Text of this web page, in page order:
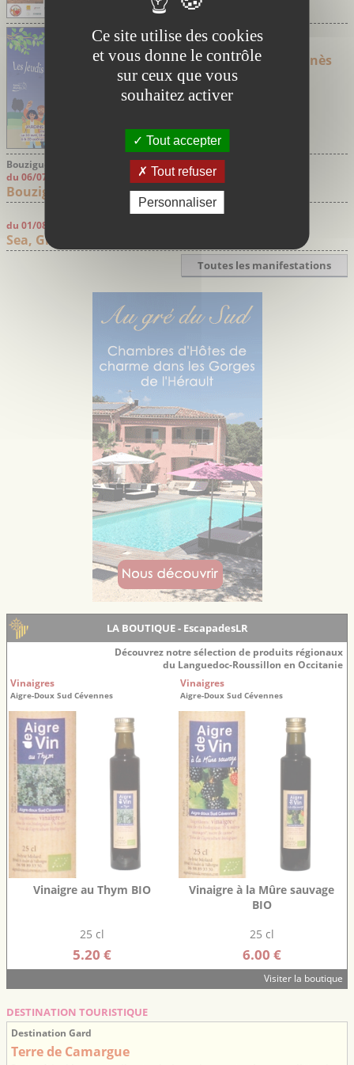
Saint-Aunès Hérault
Les jeudis Guinguette de Saint-Aunès
Bouzigues Hérault
du 06/07/2026 au 10/08/2026
Bouzigues sous la Lune – Marchés Nocturnes
du 01/08/2026 au 10/08/2026
Sea, Grapes & Sun
Toutes les manifestations
LA BOUTIQUE - EscapadesLR
Découvrez notre sélection de produits régionaux
du Languedoc-Roussillon en Occitanie
Vinaigres
Aigre-Doux Sud Cévennes
Vinaigre au Thym BIO
25 cl
5.20 €
Vinaigres
Aigre-Doux Sud Cévennes
Vinaigre à la Mûre sauvage
BIO
25 cl
6.00 €
Visiter la boutique
DESTINATION TOURISTIQUE
Destination Gard
Terre de Camargue
Ce site utilise des cookies
et vous donne le contrôle
sur ceux que vous
souhaitez activer
Tout accepter
Tout refuser
Personnaliser